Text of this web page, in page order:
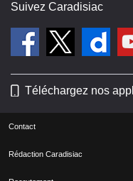
Suivez Caradisiac
Téléchargez nos
Contact
Rédaction Caradisiac